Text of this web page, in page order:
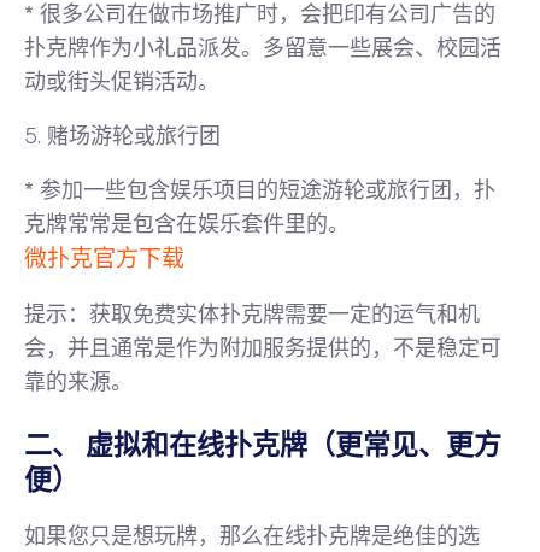
* 很多公司在做市场推广时，会把印有公司广告的
扑克牌作为小礼品派发。多留意一些展会、校园活
动或街头促销活动。
5. 赌场游轮或旅行团
* 参加一些包含娱乐项目的短途游轮或旅行团，扑
克牌常常是包含在娱乐套件里的。
微扑克官方下载
提示：获取免费实体扑克牌需要一定的运气和机
会，并且通常是作为附加服务提供的，不是稳定可
靠的来源。
二、 虚拟和在线扑克牌（更常见、更方
便）
如果您只是想玩牌，那么在线扑克牌是绝佳的选